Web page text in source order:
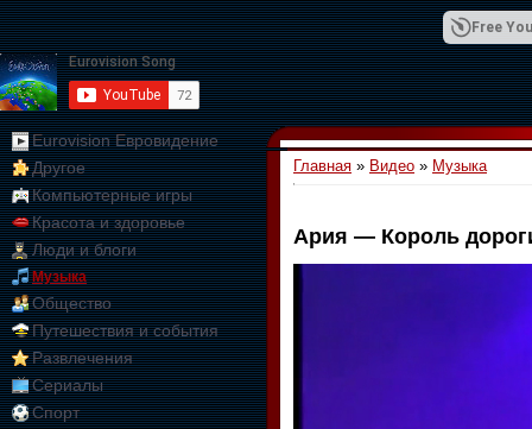
Free
Eurovision Евровидение
Другое
Компьютерные игры
Красота и здоровье
Люди и блоги
Музыка
Общество
Путешествия и события
Развлечения
Сериалы
Спорт
Главная » Видео » Музыка
Ария — Король